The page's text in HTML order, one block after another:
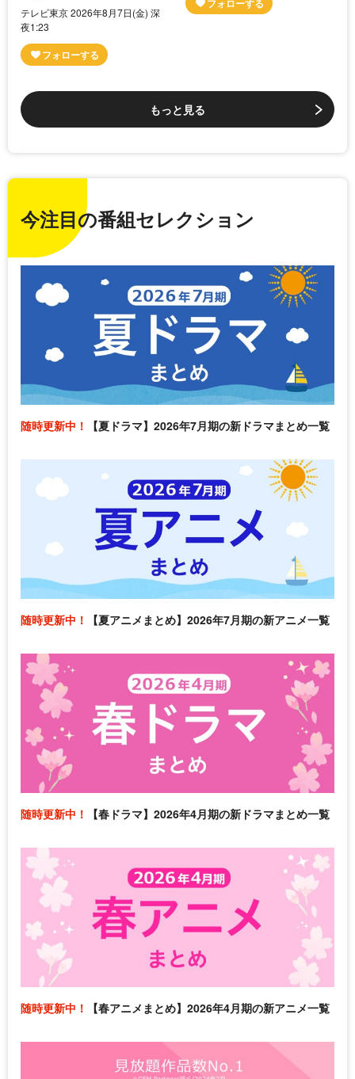
テレビ東京 2026年8月7日(金) 深
夜1:23
もっと見る
今注目の番組セレクション
随時更新中！ 【夏ドラマ】2026年7月期の新ドラマまとめ一覧
随時更新中！ 【夏アニメまとめ】2026年7月期の新アニメ一覧
随時更新中！ 【春ドラマ】2026年4月期の新ドラマまとめ一覧
随時更新中！ 【春アニメまとめ】2026年4月期の新アニメ一覧